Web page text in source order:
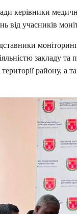
керівники
від учасників
закладу
території району, а